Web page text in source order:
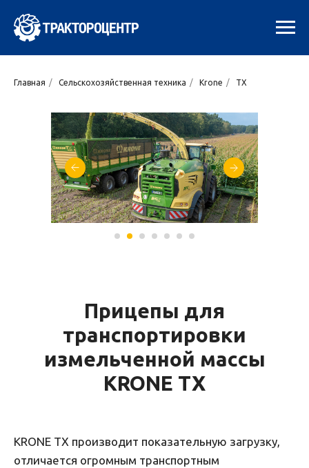
Главная / Сельскохозяйственная техника / Krone / TX
Прицепы для
транспортировки
измельченной массы
KRONE TX
KRONE TX производит показательную загрузку,
отличается огромным транспортным